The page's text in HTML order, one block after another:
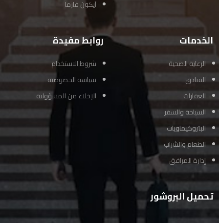
آيكون فارما
الخدمات
الرعاية الصحية
الفنادق
العقارات
السياحة والسفر
البتروكيماويات
الطعام والشراب
إدارة المرافق
روابط مفيدة
شروط الاستخدام
سياسة الخصوصية
الإخلاء من المسؤولية
تحميل البروشور